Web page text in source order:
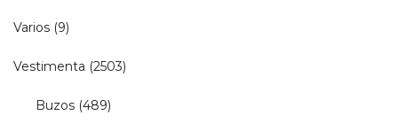
Varios (9)
Vestimenta (2503)
Buzos (489)